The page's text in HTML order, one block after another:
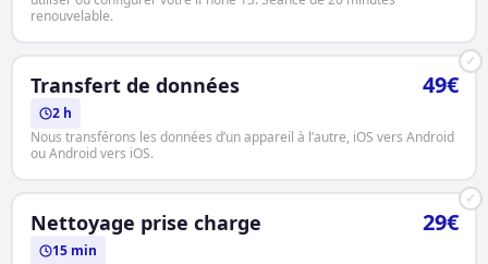
renouvelable.
✓
Transfert de données 49€
2 h
Nous transférons les données d’un appareil à l’autre, iOS vers Android
ou Android vers iOS.
✓
Nettoyage prise charge 29€
15 min